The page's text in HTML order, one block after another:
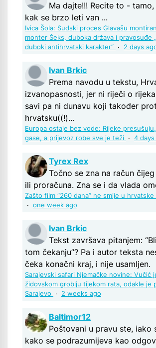
Ma dajte!!! Recite to -
kak se brzo leti van ...
Ivica Šola: Sudski proces Glavašu
monter Šeks, duboka država i pravosuđe
duboki antihrvatski karakter“ · 2 days
Ivan Brkic
Prema navodu u tekstu,
izvanopasnosti, jer ni riječi o
savi pa ni dunavu koji također
hrvatsku((!)…
Europa ostaje bez vode: Rijeke
gase, a prijevoz robe sve je teži · 4 days
Tyrex Rex
Točno se zna na račun
ili proračuna. Zna se i da vlada
Zašto film “260 dana” ne smije u
· one week ago
Ivan Brkic
Tekst završava pitanjem:
tom čekanju”? Pa i autor teksta
čeka konačni kraj, i nije usamljen.
Sarajevski safari Njemačke novine: Vučić
židovskom groblju tijekom rata, odakle je
Sarajevo
· 2 weeks ago
Baltimor12
Poštovani u pravu ste, iako
kako se podrazumijeva kao